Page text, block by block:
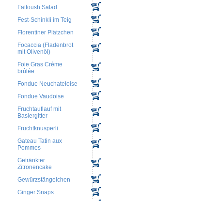
Fattoush Salad
Fest-Schinkli im Teig
Florentiner Plätzchen
Focaccia (Fladenbrot
mit Olivenöl)
Foie Gras Crème
brûlée
Fondue Neuchateloise
Fondue Vaudoise
Fruchtauflauf mit
Basiergitter
Fruchtknusperli
Gateau Tatin aux
Pommes
Getränkter
Zitronencake
Gewürzstängelchen
Ginger Snaps